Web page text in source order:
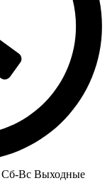
Сб-Вс Выходные